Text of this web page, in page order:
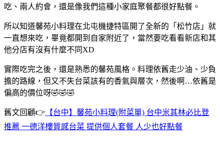
吃、兩人約會，還是像我們這種小家庭聚餐都很好點餐。
所以知道馨苑小料理在北屯機捷特區開了全新的「松竹店」就
一直想來吃，畢竟都開到自家附近了，當然要吃看看新店和其
他分店有沒有什麼不同XD
實際吃完之後，還是熟悉的馨苑風格。料理依舊走少油、少負
擔的路線，但又不失台菜該有的香氣與層次，然後啊…依舊是
偏高的價位呀🤣🤣🤣
舊文回顧👉 【台中】馨苑小料理(附菜單) 台中米其林必比登
推薦 一德洋樓質感台菜 提供個人套餐 人少也好點餐